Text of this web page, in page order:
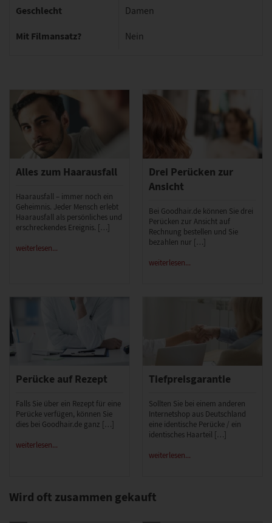
Geschlecht Damen
Mit Filmansatz? Nein
Alles zum Haarausfall
Haarausfall – immer noch ein
Geheimnis. Jeder Mensch erlebt
Haarausfall als persönliches und
erschreckendes Ereignis. […]
weiterlesen...
Drei Perücken zur
Ansicht
Bei Goodhair.de können Sie drei
Perücken zur Ansicht auf
Rechnung bestellen und Sie
bezahlen nur […]
weiterlesen...
Perücke auf Rezept
Falls Sie über ein Rezept für eine
Perücke verfügen, können Sie
dies bei Goodhair.de ganz […]
weiterlesen...
Tiefpreisgarantie
Sollten Sie bei einem anderen
Internetshop aus Deutschland
eine identische Perücke / ein
identisches Haarteil […]
weiterlesen...
Wird oft zusammen gekauft